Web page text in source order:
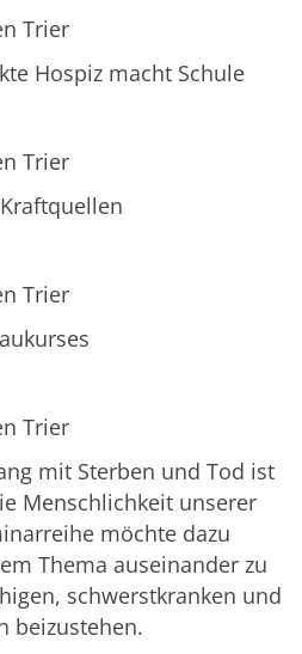
Trier
Hospiz macht Schule
Trier
Trier
Trier
mit Sterben und Tod ist
Menschlichkeit unserer
möchte dazu
Thema auseinander zu
schwerstkranken und
beizustehen.